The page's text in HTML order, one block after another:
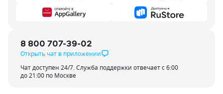
8 800 707-39-02
Открыть чат в приложении
Чат доступен 24/7. Служба поддержки отвечает с 6:00
до 21:00 по Москве